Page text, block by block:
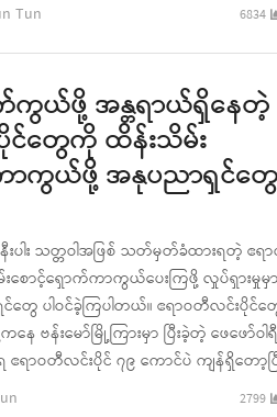
Tun 6834
က်ကွယ်ဖို့ အန္တရာယ်ရှိနေတဲ့
င်တွေကို ထိန်းသိမ်း
ာကွယ်ဖို့ အနုပညာရှင်တွေ
ပါး သတ္တဝါအဖြစ် သတ်မှတ်ခံထားရတဲ့ ဧရ
ောင့်ရှောက်ကာကွယ်ပေးကြဖို့ လှုပ်ရှားမှုမှာ
တွေ ပါဝင်ခဲ့ကြပါတယ်။ ဧရာဝတီလင်းပိုင်တွ
နေ ဗန်းမော်မြို့ကြားမှာ ပြီးခဲ့တဲ့ ဖေဖော်
ာဝတီလင်းပိုင် ၇၉ ကောင်ပဲ ကျန်ရှိတော့ပ
2799